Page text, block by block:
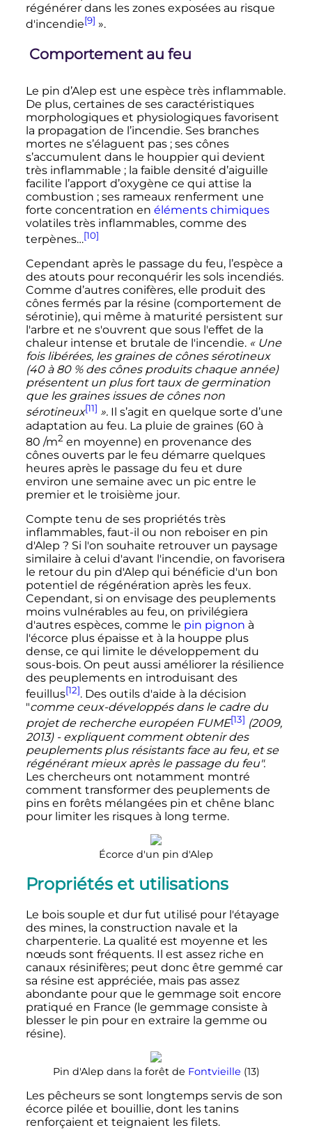
régénérer dans les zones exposées au risque
d'incendie[9] ».
Comportement au feu
Le pin d’Alep est une espèce très inflammable.
De plus, certaines de ses caractéristiques
morphologiques et physiologiques favorisent
la propagation de l’incendie. Ses branches
mortes ne s’élaguent pas ; ses cônes
s’accumulent dans le houppier qui devient
très inflammable ; la faible densité d’aiguille
facilite l’apport d’oxygène ce qui attise la
combustion ; ses rameaux renferment une
forte concentration en éléments chimiques
volatiles très inflammables, comme des
terpènes…[10]
Cependant après le passage du feu, l’espèce a
des atouts pour reconquérir les sols incendiés.
Comme d’autres conifères, elle produit des
cônes fermés par la résine (comportement de
sérotinie), qui même à maturité persistent sur
l'arbre et ne s'ouvrent que sous l'effet de la
chaleur intense et brutale de l'incendie. « Une
fois libérées, les graines de cônes sérotineux
(40 à 80 % des cônes produits chaque année)
présentent un plus fort taux de germination
que les graines issues de cônes non
sérotineux[11] ».Il s’agit en quelque sorte d’une
adaptation au feu. La pluie de graines (60 à
80 /m2 en moyenne) en provenance des
cônes ouverts par le feu démarre quelques
heures après le passage du feu et dure
environ une semaine avec un pic entre le
premier et le troisième jour.
Compte tenu de ses propriétés très
inflammables, faut-il ou non reboiser en pin
d'Alep ? Si l'on souhaite retrouver un paysage
similaire à celui d'avant l'incendie, on favorisera
le retour du pin d'Alep qui bénéficie d'un bon
potentiel de régénération après les feux.
Cependant, si on envisage des peuplements
moins vulnérables au feu, on privilégiera
d'autres espèces, comme le pin pignon à
l'écorce plus épaisse et à la houppe plus
dense, ce qui limite le développement du
sous-bois. On peut aussi améliorer la résilience
des peuplements en introduisant des
feuillus[12]. Des outils d'aide à la décision
"comme ceux-développés dans le cadre du
projet de recherche européen FUME[13] (2009,
2013) - expliquent comment obtenir des
peuplements plus résistants face au feu, et se
régénérant mieux après le passage du feu".
Les chercheurs ont notamment montré
comment transformer des peuplements de
pins en forêts mélangées pin et chêne blanc
pour limiter les risques à long terme.
Écorce d'un pin d'Alep
Propriétés et utilisations
Le bois souple et dur fut utilisé pour l'étayage
des mines, la construction navale et la
charpenterie. La qualité est moyenne et les
nœuds sont fréquents. Il est assez riche en
canaux résinifères; peut donc être gemmé car
sa résine est appréciée, mais pas assez
abondante pour que le gemmage soit encore
pratiqué en France (le gemmage consiste à
blesser le pin pour en extraire la gemme ou
résine).
Pin d'Alep dans la forêt de Fontvieille (13)
Les pêcheurs se sont longtemps servis de son
écorce pilée et bouillie, dont les tanins
renforçaient et teignaient les filets.